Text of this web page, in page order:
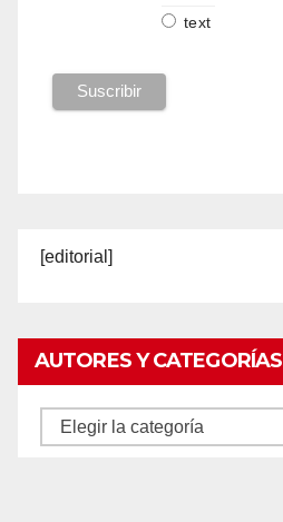
text
[editorial]
AUTORES Y CATEGORÍAS
Autores